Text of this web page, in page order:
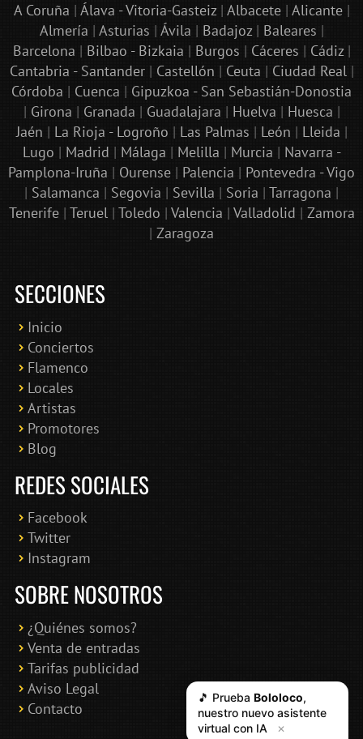
A Coruña | Álava - Vitoria-Gasteiz| Albacete| Alicante|
Almería | Asturias | Ávila | Badajoz| Baleares |
Barcelona | Bilbao - Bizkaia | Burgos | Cáceres | Cádiz|
Cantabria - Santander| Castellón | Ceuta | Ciudad Real|
Córdoba | Cuenca | Gipuzkoa - San Sebastián-Donostia
| Girona | Granada | Guadalajara | Huelva | Huesca |
Jaén | La Rioja - Logroño | Las Palmas | León | Lleida |
Lugo | Madrid | Málaga | Melilla | Murcia | Navarra -
Pamplona-Iruña | Ourense | Palencia | Pontevedra - Vigo
| Salamanca | Segovia | Sevilla | Soria | Tarragona |
Tenerife| Teruel| Toledo | Valencia | Valladolid | Zamora
| Zaragoza
SECCIONES
Inicio
Conciertos
Flamenco
Locales
Artistas
Promotores
Blog
REDES SOCIALES
Facebook
Twitter
Instagram
SOBRE NOSOTROS
¿Quiénes somos?
Venta de entradas
Tarifas publicidad
Aviso Legal
Contacto
🎵 Prueba Bololoco,
nuestro nuevo asistente
virtual con IA
✕